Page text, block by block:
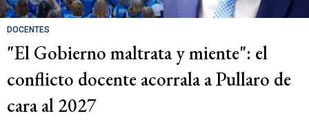
DOCENTES
"El Gobierno maltrata y miente": el
conflicto docente acorrala a Pullaro de
cara al 2027